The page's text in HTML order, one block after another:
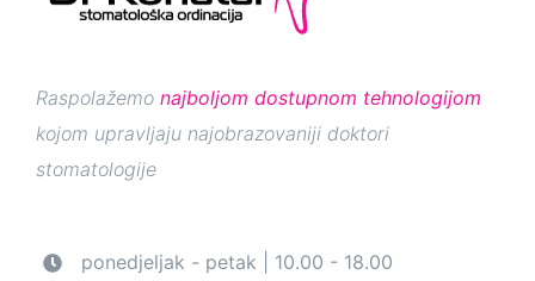
Raspolažemo najboljom dostupnom tehnologijom
kojom upravljaju najobrazovaniji doktori
stomatologije
ponedjeljak - petak | 10.00 - 18.00